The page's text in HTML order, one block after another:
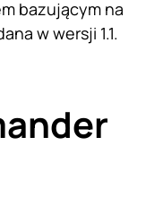
bazującym na
w wersji 1.1.